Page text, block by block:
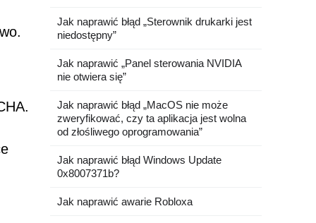
Jak naprawić błąd „Sterownik drukarki jest
niedostępny”
Jak naprawić „Panel sterowania NVIDIA
nie otwiera się”
Jak naprawić błąd „MacOS nie może
zweryfikować, czy ta aplikacja jest wolna
od złośliwego oprogramowania”
Jak naprawić błąd Windows Update
0x8007371b?
Jak naprawić awarie Robloxa